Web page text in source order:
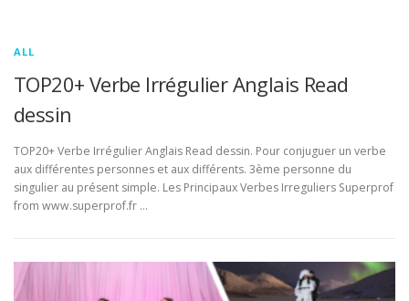
ALL
TOP20+ Verbe Irrégulier Anglais Read
dessin
TOP20+ Verbe Irrégulier Anglais Read dessin. Pour conjuguer un verbe
aux différentes personnes et aux différents. 3ème personne du
singulier au présent simple. Les Principaux Verbes Irreguliers Superprof
from www.superprof.fr …